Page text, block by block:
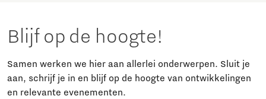
Blijf op de hoogte!
Samen werken we hier aan allerlei onderwerpen. Sluit je
aan, schrijf je in en blijf op de hoogte van ontwikkelingen
en relevante evenementen.